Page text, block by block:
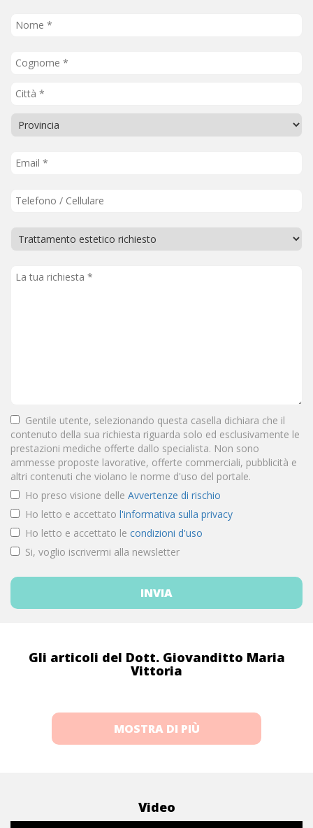
Gentile utente, selezionando questa casella dichiara che il
contenuto della sua richiesta riguarda solo ed esclusivamente le
prestazioni mediche offerte dallo specialista. Non sono
ammesse proposte lavorative, offerte commerciali, pubblicità e
altri contenuti che violano le norme d'uso del portale.
Ho preso visione delle Avvertenze di rischio
Ho letto e accettato l'informativa sulla privacy
Ho letto e accettato le condizioni d'uso
Si, voglio iscrivermi alla newsletter
Gli articoli del Dott. Giovanditto Maria
Vittoria
MOSTRA DI PIÙ
Video